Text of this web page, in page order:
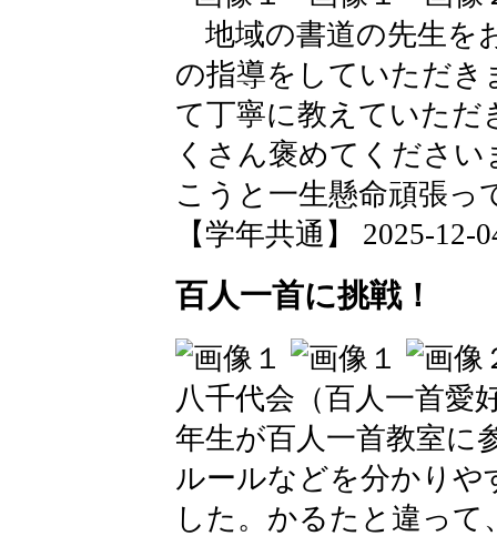
地域の書道の先生を
の指導をしていただき
て丁寧に教えていただ
くさん褒めてくださ
こうと一生懸命頑張っ
【学年共通】 2025-12-
百人一首に挑戦！
八千代会（百人一首愛
年生が百人一首教室に
ルールなどを分かり
した。かるたと違っ